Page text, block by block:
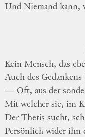
Und Niemand kann,
Kein Mensch, das
Auch des
— Oft, aus der
Mit welcher sie, im
Der Thetis sucht,
Persönlich wider ihn